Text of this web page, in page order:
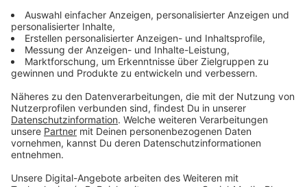
Verpass' nichts mehr - mit unserem kostenlosen
ANTENNE BAYERN Newsletter. Ob Nachrichten,
Lifestyle oder unsere neuesten Aktionen - wir
informieren dich.